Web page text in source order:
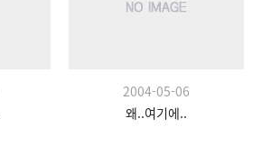
2004-05-06
왜..여기에..